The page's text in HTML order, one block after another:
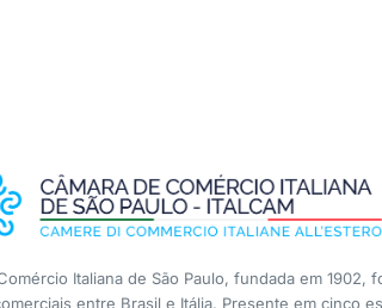
Italiana de São Paulo, fundada em 1902,
entre Brasil e Itália. Presente em cinco